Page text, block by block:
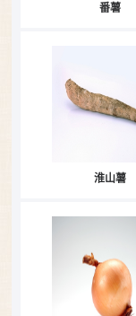
番薯
淮山薯